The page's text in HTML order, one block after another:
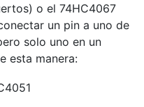
o el 74HC4067
un pin a uno de
solo uno en un
esta manera: